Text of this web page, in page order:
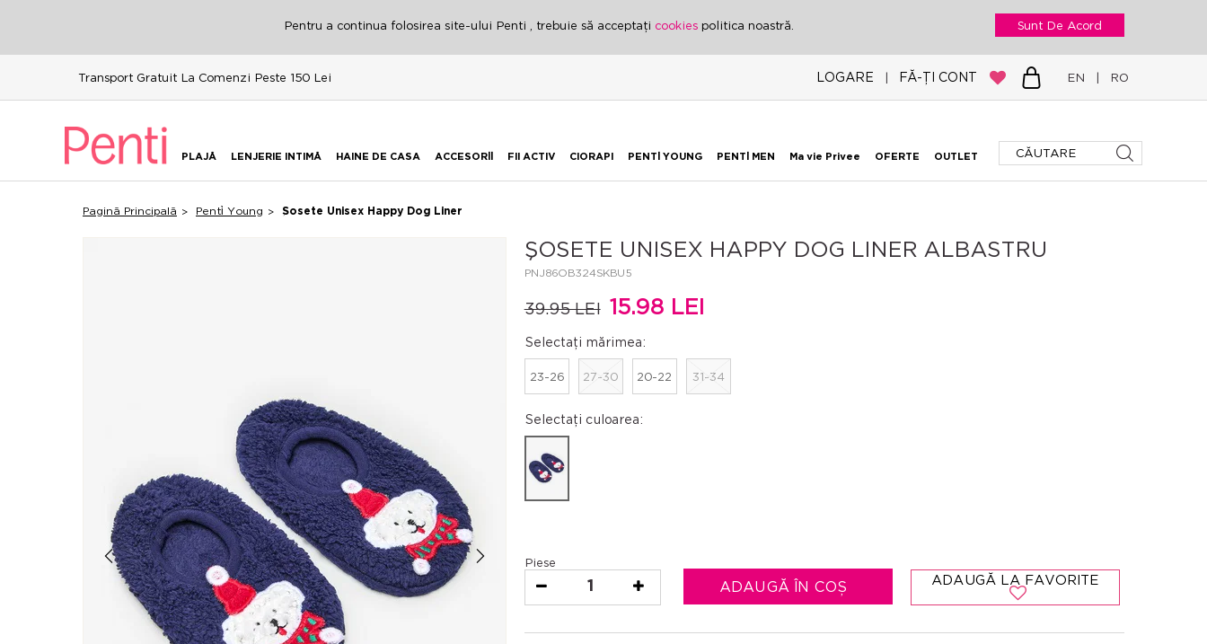
Pentru a continua folosirea site-ului Penti , trebuie să acceptați cookies politica noastră. Sunt De Acord
Transport Gratuit La Comenzi Peste 150 Lei LOGARE | FĂ-ȚI CONT EN | RO
PLAJĂ LENJERIE INTIMĂ HAINE DE CASA ACCESORİİ FII ACTIV CIORAPI PENTİ YOUNG PENTİ MEN Ma vie Privee OFERTE OUTLET
Pagină Principală Penti̇ Young Şosete Unisex Happy Dog Liner
ŞOSETE UNISEX HAPPY DOG LINER ALBASTRU
PNJ86OB324SKBU5
39.95 LEI 15.98 LEI
Selectați mărimea:
23-26 27-30 20-22 31-34
Selectați culoarea:
Piese
1 ADAUGĂ ÎN COȘ ADAUGĂ LA FAVORITE